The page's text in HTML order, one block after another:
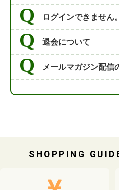
ログインできません。
退会について
メールマガジン配信
SHOPPING